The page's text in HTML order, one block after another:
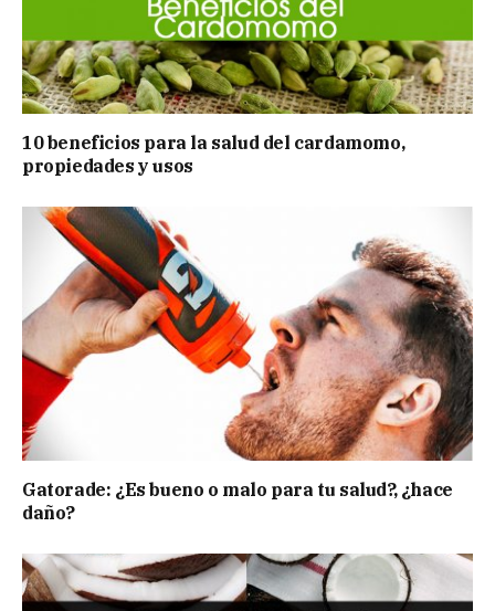
10 beneficios para la salud del cardamomo,
propiedades y usos
Gatorade: ¿Es bueno o malo para tu salud?, ¿hace
daño?